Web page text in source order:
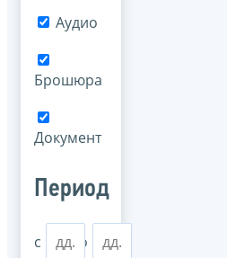
Аудио
Брошюра
Документ
Период
с по